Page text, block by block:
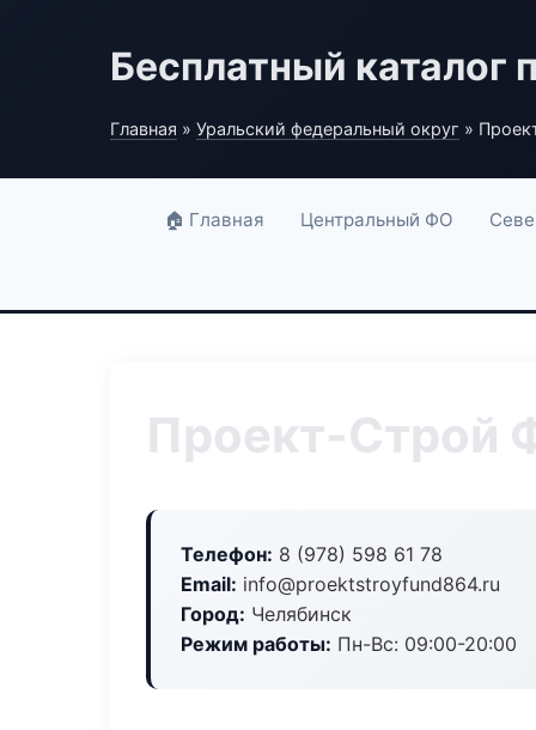
Бесплатный каталог
Главная » Уральский федеральный округ »
🏠 Главная Центральный ФО
Проект-Строй
Телефон: 8 (978) 598 61 78
Email: info@proektstroyfund864.ru
Город: Челябинск
Режим работы: Пн-Вс: 09:00-20:00